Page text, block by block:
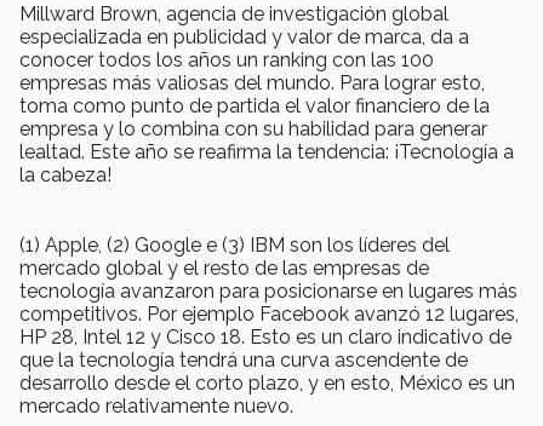
Millward Brown, agencia de investigación global
especializada en publicidad y valor de marca, da a
conocer todos los años un ranking con las 100
empresas más valiosas del mundo. Para lograr esto,
toma como punto de partida el valor financiero de la
empresa y lo combina con su habilidad para generar
lealtad. Este año se reafirma la tendencia: ¡Tecnología a
la cabeza!
(1) Apple, (2) Google e (3) IBM son los líderes del
mercado global y el resto de las empresas de
tecnología avanzaron para posicionarse en lugares más
competitivos. Por ejemplo Facebook avanzó 12 lugares,
HP 28, Intel 12 y Cisco 18. Esto es un claro indicativo de
que la tecnología tendrá una curva ascendente de
desarrollo desde el corto plazo, y en esto, México es un
mercado relativamente nuevo.